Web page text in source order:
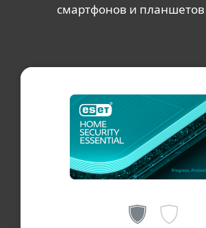
смартфонов и